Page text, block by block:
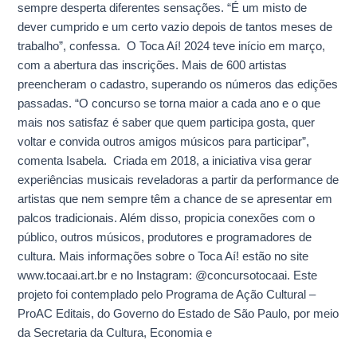
sempre desperta diferentes sensações. “É um misto de
dever cumprido e um certo vazio depois de tantos meses de
trabalho”, confessa. O Toca Aí! 2024 teve início em março,
com a abertura das inscrições. Mais de 600 artistas
preencheram o cadastro, superando os números das edições
passadas. “O concurso se torna maior a cada ano e o que
mais nos satisfaz é saber que quem participa gosta, quer
voltar e convida outros amigos músicos para participar”,
comenta Isabela. Criada em 2018, a iniciativa visa gerar
experiências musicais reveladoras a partir da performance de
artistas que nem sempre têm a chance de se apresentar em
palcos tradicionais. Além disso, propicia conexões com o
público, outros músicos, produtores e programadores de
cultura. Mais informações sobre o Toca Aí! estão no site
www.tocaai.art.br e no Instagram: @concursotocaai. Este
projeto foi contemplado pelo Programa de Ação Cultural –
ProAC Editais, do Governo do Estado de São Paulo, por meio
da Secretaria da Cultura, Economia e